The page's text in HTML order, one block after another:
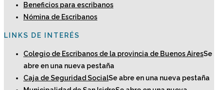
Beneficios para escribanos
Nómina de Escribanos
LINKS DE INTERÉS
Colegio de Escribanos de la provincia de Buenos AiresSe
abre en una nueva pestaña
Caja de Seguridad SocialSe abre en una nueva pestaña